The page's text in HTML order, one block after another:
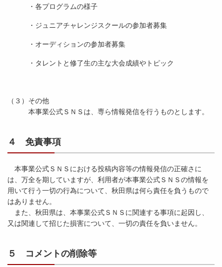
・各プログラムの様子
・ジュニアチャレンジスクールの参加者募集
・オーディションの参加者募集
・タレントと修了生の主な大会成績やトピック
（３）その他
本事業公式ＳＮＳは、専ら情報発信を行うものとします。
４ 免責事項
本事業公式ＳＮＳにおける投稿内容等の情報発信の正確さに
は、万全を期していますが、利用者が本事業公式ＳＮＳの情報を
用いて行う一切の行為について、秋田県は何ら責任を負うもので
はありません。
また、秋田県は、本事業公式ＳＮＳに関連する事項に起因し、
又は関連して招じた損害について、一切の責任を負いません。
５ コメントの削除等